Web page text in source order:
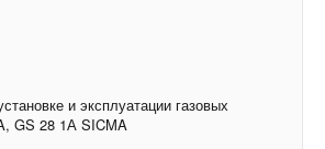
и эксплуатации газовых
GS 28 1А SICMA